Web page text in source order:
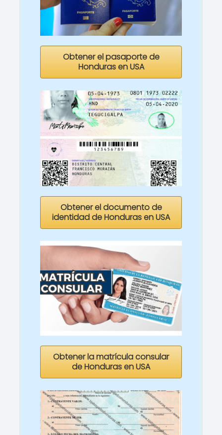
Obtener el pasaporte de
Honduras en USA
Obtener el documento de
identidad de Honduras en USA
Obtener la matrícula consular
de Honduras en USA